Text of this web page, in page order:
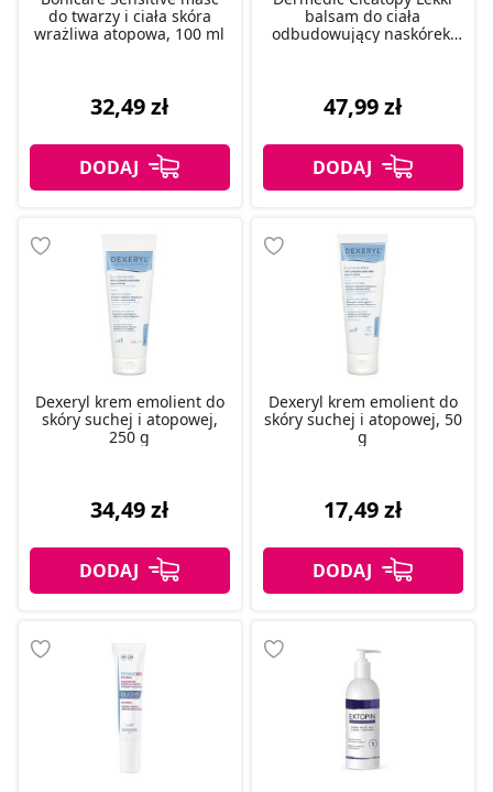
do twarzy i ciała skóra
wrażliwa atopowa, 100 ml
32,49 zł
balsam do ciała
odbudowujący naskórek,
47,99 zł
Dexeryl krem emolient do
skóry suchej i atopowej,
250 g
34,49 zł
Dexeryl krem emolient do
skóry suchej i atopowej, 50
g
17,49 zł